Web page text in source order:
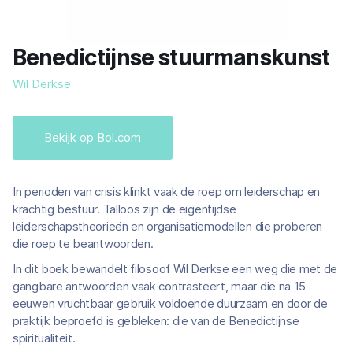
Benedictijnse stuurmanskunst
Wil Derkse
Bekijk op Bol.com
In perioden van crisis klinkt vaak de roep om leiderschap en
krachtig bestuur. Talloos zijn de eigentijdse
leiderschapstheorieën en organisatiemodellen die proberen
die roep te beantwoorden.
In dit boek bewandelt filosoof Wil Derkse een weg die met de
gangbare antwoorden vaak contrasteert, maar die na 15
eeuwen vruchtbaar gebruik voldoende duurzaam en door de
praktijk beproefd is gebleken: die van de Benedictijnse
spiritualiteit.